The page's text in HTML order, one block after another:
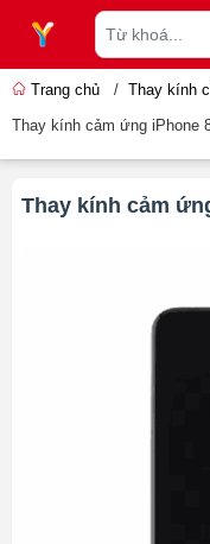
Trang chủ / Thay kính
Thay kính cảm ứng iPhone
Thay kính cảm